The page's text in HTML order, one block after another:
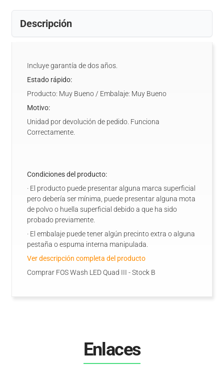
Descripción
Incluye garantía de dos años.
Estado rápido:
Producto: Muy Bueno / Embalaje: Muy Bueno
Motivo:
Unidad por devolución de pedido. Funciona
Correctamente.
Condiciones del producto:
· El producto puede presentar alguna marca superficial
pero debería ser mínima, puede presentar alguna mota
de polvo o huella superficial debido a que ha sido
probado previamente.
· El embalaje puede tener algún precinto extra o alguna
pestaña o espuma interna manipulada.
Ver descripción completa del producto
Comprar FOS Wash LED Quad III - Stock B
Enlaces